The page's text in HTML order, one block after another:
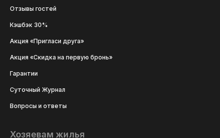
Отзывы гостей
Кэшбэк 30%
Акция «Пригласи друга»
Акция «Скидка на первую бронь»
Гарантии
Суточный Журнал
Вопросы и ответы
Хозяевам жилья